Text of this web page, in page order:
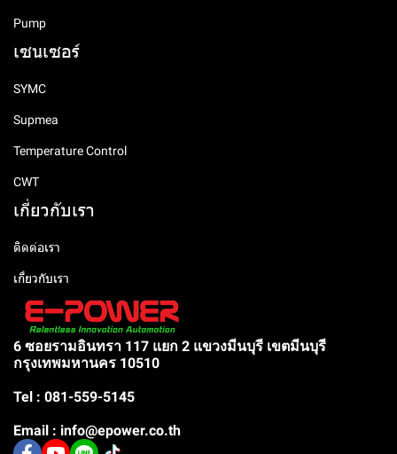
Pump
เซนเซอร์
SYMC
Supmea
Temperature Control
CWT
เกี่ยวกับเรา
ติดต่อเรา
เกี่ยวกับเรา
6 ซอยรามอินทรา 117 แยก 2 แขวงมีนบุรี เขตมีนบุรี
กรุงเทพมหานคร 10510
Tel : 081-559-5145
Email : info@epower.co.th